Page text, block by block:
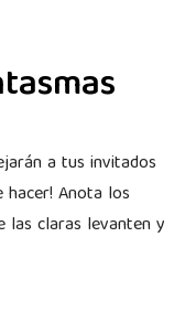
a tus invitados
hacer! Anota los
las claras levanten y